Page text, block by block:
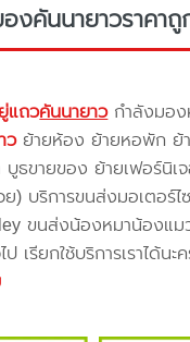
งคันนายาวราคาถู
แถวคันนายาวกำลังมอง
วย้ายห้อง ย้ายหอพัก ย้
ธขายของ ย้ายเฟอร์นิเ
) บริการขนส่งมอเตอร์
ขนส่งน้องหมาน้องแ
เรียกใช้บริการเราได้นะ